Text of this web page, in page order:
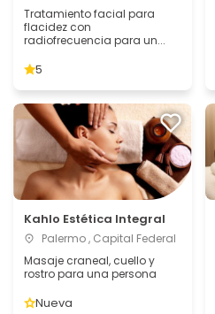
Tratamiento facial para
flacidez con
radiofrecuencia para un...
5
Kahlo Estética Integral
Palermo , Capital Federal
Masaje craneal, cuello y
rostro para una persona
Nueva